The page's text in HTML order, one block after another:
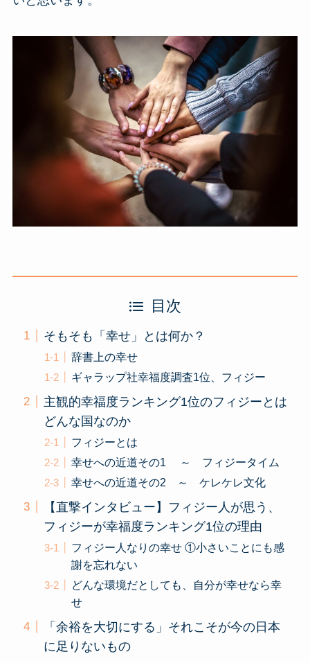
目次
そもそも「幸せ」とは何か？
辞書上の幸せ
ギャラップ社幸福度調査1位、フィジー
主観的幸福度ランキング1位のフィジーとは
どんな国なのか
フィジーとは
幸せへの近道その1 ～ フィジータイム
幸せへの近道その2 ～ ケレケレ文化
【直撃インタビュー】フィジー人が思う、
フィジーが幸福度ランキング1位の理由
フィジー人なりの幸せ ①小さいことにも感
謝を忘れない
どんな環境だとしても、自分が幸せなら幸
せ
「余裕を大切にする」それこそが今の日本
に足りないもの